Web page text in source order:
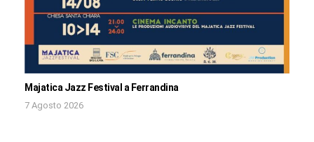
Majatica Jazz Festival a Ferrandina
7 Agosto 2026